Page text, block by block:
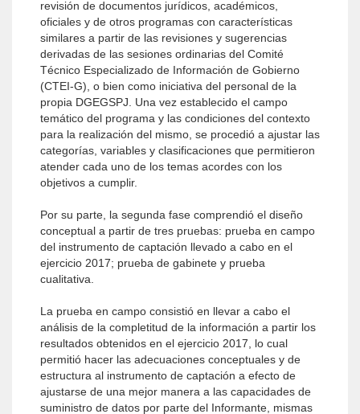
revisión de documentos jurídicos, académicos,
oficiales y de otros programas con características
similares a partir de las revisiones y sugerencias
derivadas de las sesiones ordinarias del Comité
Técnico Especializado de Información de Gobierno
(CTEI-G), o bien como iniciativa del personal de la
propia DGEGSPJ. Una vez establecido el campo
temático del programa y las condiciones del contexto
para la realización del mismo, se procedió a ajustar las
categorías, variables y clasificaciones que permitieron
atender cada uno de los temas acordes con los
objetivos a cumplir.
Por su parte, la segunda fase comprendió el diseño
conceptual a partir de tres pruebas: prueba en campo
del instrumento de captación llevado a cabo en el
ejercicio 2017; prueba de gabinete y prueba
cualitativa.
La prueba en campo consistió en llevar a cabo el
análisis de la completitud de la información a partir los
resultados obtenidos en el ejercicio 2017, lo cual
permitió hacer las adecuaciones conceptuales y de
estructura al instrumento de captación a efecto de
ajustarse de una mejor manera a las capacidades de
suministro de datos por parte del Informante, mismas